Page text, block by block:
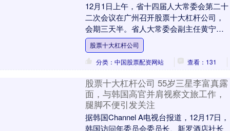
12月1日上午，省十四届人大常委会第二十
二次会议在广州召开股票十大杠杆公司，
会期三天半。省人大常委会副主任黄宁生
主持第一次全体会议，省人大常委会领导
班子成员叶贞....
股票十大杠杆公司
分类：中国股票配资网站
查看：131
股票十大杠杆公司 55岁三星李富真露
面，与韩国高官并肩视察文旅工作，
腿脚不便引发关注
据韩国Channel A电视台报道，12月17日，
韩国访问年委员会委员长、新罗酒店社长